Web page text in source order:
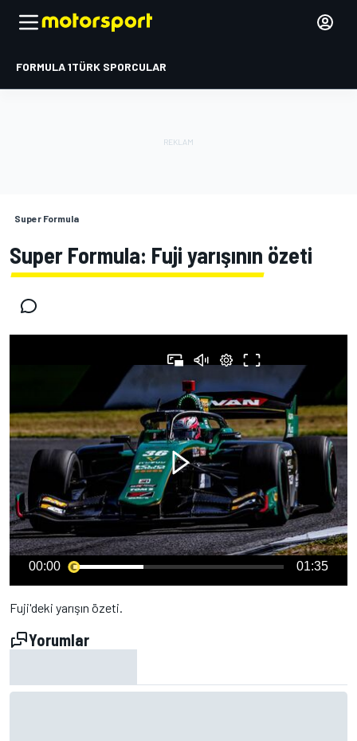
FORMULA 1TÜRK SPORCULAR
Super Formula
Super Formula: Fuji yarışının özeti
00:00 01:35
Fuji'deki yarışın özeti.
Yorumlar